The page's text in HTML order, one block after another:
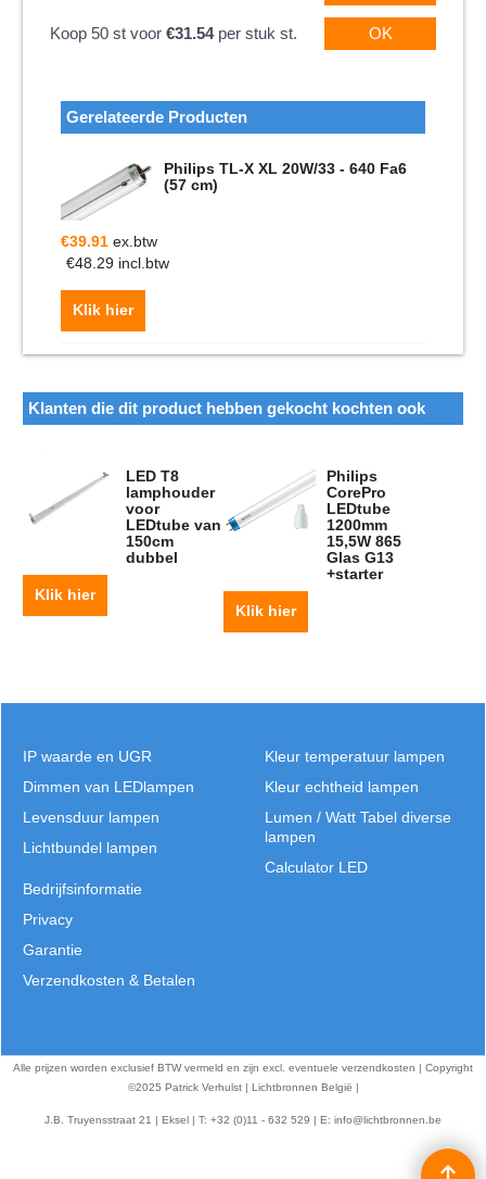
Koop 50 st voor €31.54per stuk st. OK
Gerelateerde Producten
Philips TL-X XL 20W/33 - 640 Fa6
(57 cm)
€39.91 ex.btw
€48.29 incl.btw
Klik hier
Klanten die dit product hebben gekocht kochten ook
LED T8
lamphouder
voor
LEDtube van
150cm
dubbel
Klik hier
Philips
CorePro
LEDtube
1200mm
15,5W 865
Glas G13
+starter
Klik hier
Kleur temperatuur lampen
Kleur echtheid lampen
Lumen / Watt Tabel diverse
lampen
Calculator LED
IP waarde en UGR
Dimmen van LEDlampen
Levensduur lampen
Lichtbundel lampen
Bedrijfsinformatie
Privacy
Garantie
Verzendkosten & Betalen
Alle prijzen worden exclusief BTW vermeld en zijn excl. eventuele verzendkosten | Copyright
©2025 Patrick Verhulst | Lichtbronnen België |
J.B. Truyensstraat 21 | Eksel | T: +32 (0)11 - 632 529 | E: info@lichtbronnen.be